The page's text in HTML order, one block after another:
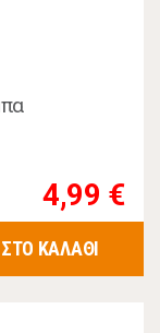
4,99 €
ΣΤΟ ΚΑΛΑΘΙ